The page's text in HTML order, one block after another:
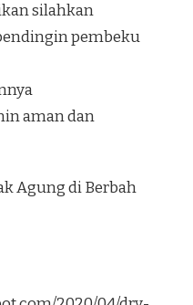
silahkan
pembeku
aman dan
Agung di Berbah